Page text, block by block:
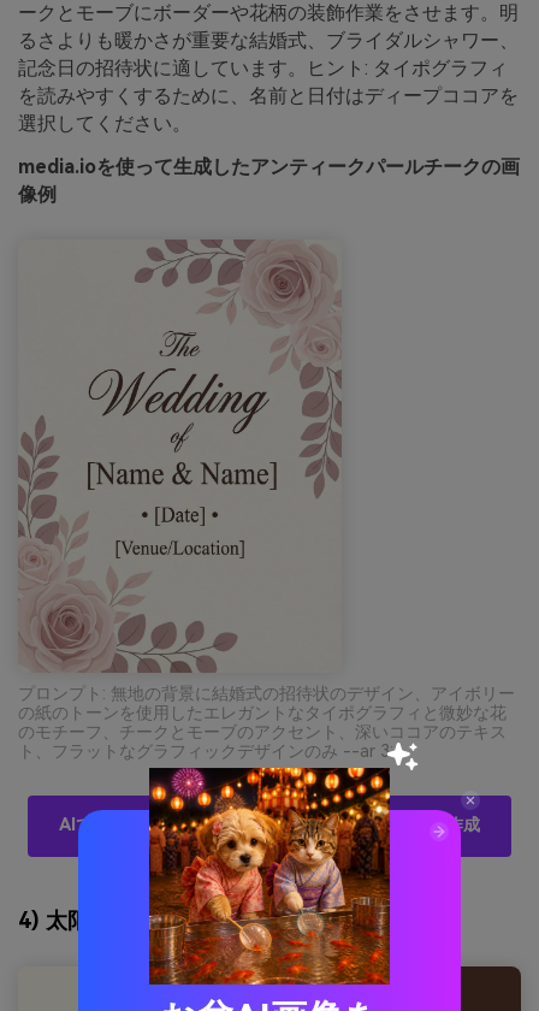
ークとモーブにボーダーや花柄の装飾作業をさせます。明
るさよりも暖かさが重要な結婚式、ブライダルシャワー、
記念日の招待状に適しています。ヒント: タイポグラフィ
を読みやすくするために、名前と日付はディープココアを
選択してください。
media.ioを使って生成したアンティークパールチークの画
像例
プロンプト: 無地の背景に結婚式の招待状のデザイン、アイボリー
の紙のトーンを使用したエレガントなタイポグラフィと微妙な花
のモチーフ、チークとモーブのアクセント、深いココアのテキス
ト、フラットなグラフィックデザインのみ --ar 3:4
AIで白いアイボリーのパレットビジュアルを無料で作成
4) 太阳に照らされた小麦